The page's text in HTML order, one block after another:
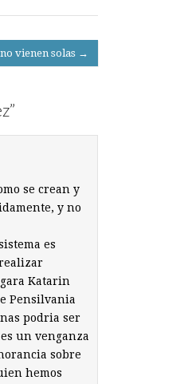
vienen solas →
”
se crean y
y no
es
Katarin
Pensilvania
podria ser
un venganza
sobre
hemos